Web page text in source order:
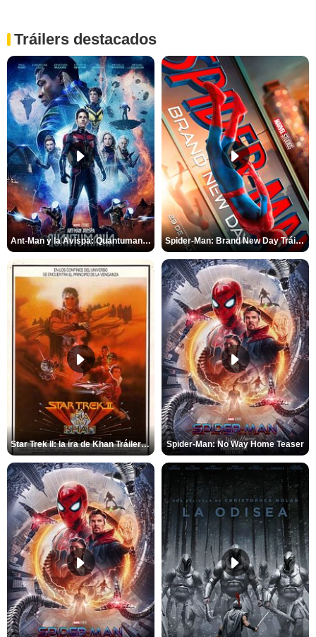
Tráilers destacados
Ant-Man y la Avispa: Quantumanía Tráiler (2) Spider-Man: Brand New Day Tráiler (3)
Star Trek II: la ira de Khan Tráiler VO Spider-Man: No Way Home Teaser